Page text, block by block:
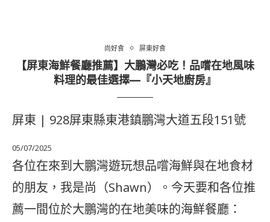
尚好食 屏東好食
【屏東海鮮餐廳推薦】大鵬灣必吃！品嚐在地風味
料理的最佳選擇—『小天地廚房』
屏東 | 928屏東縣東港鎮鵬灣大道五段151號
05/07/2025
各位在來到大鵬灣遊玩想品嚐海鮮與在地食材
的朋友，我是尚（Shawn）。今天要和各位推
薦一間位於大鵬灣的在地美味的海鮮餐廳：